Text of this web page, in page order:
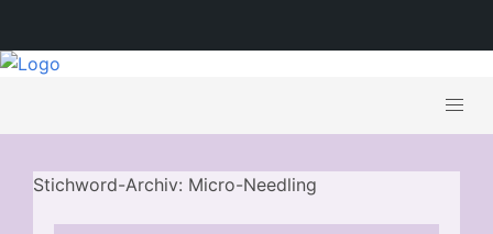
Stichword-Archiv: Micro-Needling